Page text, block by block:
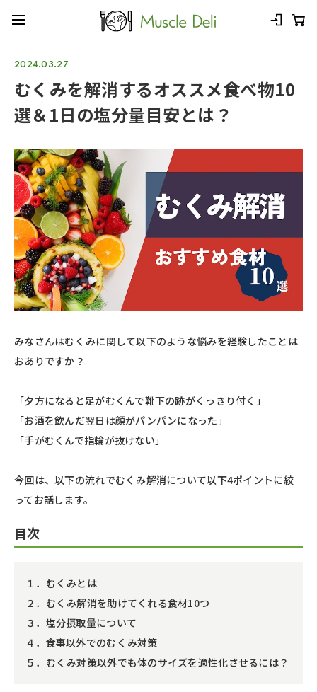
2024.03.27
むくみを解消するオススメ食べ物10
選＆1日の塩分量目安とは？
みなさんはむくみに関して以下のような悩みを経験したことは
おありですか？
「夕方になると足がむくんで靴下の跡がくっきり付く」
「お酒を飲んだ翌日は顔がパンパンになった」
「手がむくんで指輪が抜けない」
今回は、以下の流れでむくみ解消について以下4ポイントに絞
ってお話します。
目次
１．むくみとは
２．むくみ解消を助けてくれる食材10つ
３．塩分摂取量について
４．食事以外でのむくみ対策
５．むくみ対策以外でも体のサイズを適性化させるには？